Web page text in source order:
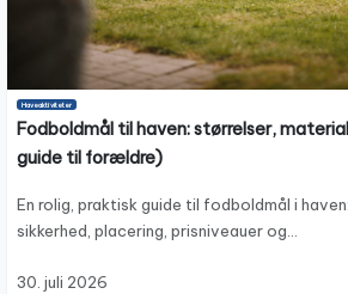
Haveaktiviteter
Fodboldmål til haven: størrelser,
guide til forældre)
En rolig, praktisk guide til fodboldmål i
sikkerhed, placering, prisniveauer og…
30. juli 2026